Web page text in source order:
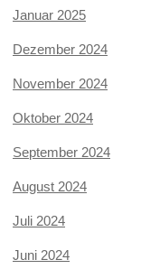
Januar 2025
Dezember 2024
November 2024
Oktober 2024
September 2024
August 2024
Juli 2024
Juni 2024